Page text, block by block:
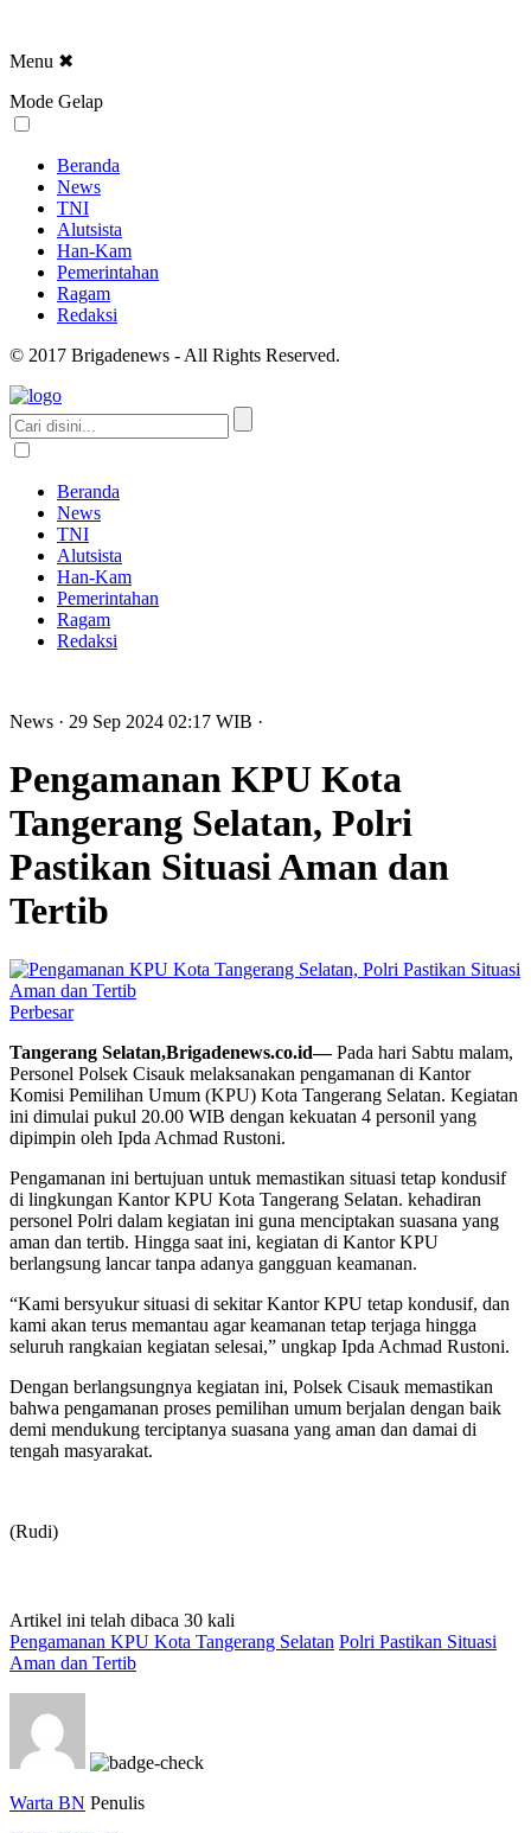
Menu ✖
Mode Gelap
Beranda
News
TNI
Alutsista
Han-Kam
Pemerintahan
Ragam
Redaksi
© 2017 Brigadenews - All Rights Reserved.
Beranda
News
TNI
Alutsista
Han-Kam
Pemerintahan
Ragam
Redaksi
News · 29 Sep 2024 02:17 WIB ·
Pengamanan KPU Kota
Tangerang Selatan, Polri
Pastikan Situasi Aman dan
Tertib
Perbesar
Tangerang Selatan,Brigadenews.co.id—Pada hari Sabtu malam,
Personel Polsek Cisauk melaksanakan pengamanan di Kantor
Komisi Pemilihan Umum (KPU) Kota Tangerang Selatan. Kegiatan
ini dimulai pukul 20.00 WIB dengan kekuatan 4 personil yang
dipimpin oleh Ipda Achmad Rustoni.
Pengamanan ini bertujuan untuk memastikan situasi tetap kondusif
di lingkungan Kantor KPU Kota Tangerang Selatan. kehadiran
personel Polri dalam kegiatan ini guna menciptakan suasana yang
aman dan tertib. Hingga saat ini, kegiatan di Kantor KPU
berlangsung lancar tanpa adanya gangguan keamanan.
“Kami bersyukur situasi di sekitar Kantor KPU tetap kondusif, dan
kami akan terus memantau agar keamanan tetap terjaga hingga
seluruh rangkaian kegiatan selesai,” ungkap Ipda Achmad Rustoni.
Dengan berlangsungnya kegiatan ini, Polsek Cisauk memastikan
bahwa pengamanan proses pemilihan umum berjalan dengan baik
demi mendukung terciptanya suasana yang aman dan damai di
tengah masyarakat.
(Rudi)
Artikel ini telah dibaca 30 kali
Pengamanan KPU Kota Tangerang Selatan Polri Pastikan Situasi
Aman dan Tertib
Warta BN Penulis